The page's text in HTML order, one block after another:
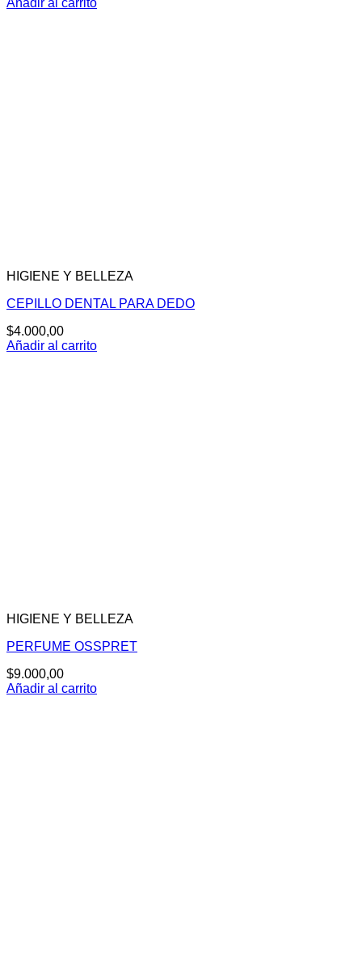
Añadir al carrito
HIGIENE Y BELLEZA
CEPILLO DENTAL PARA DEDO
$4.000,00
Añadir al carrito
HIGIENE Y BELLEZA
PERFUME OSSPRET
$9.000,00
Añadir al carrito